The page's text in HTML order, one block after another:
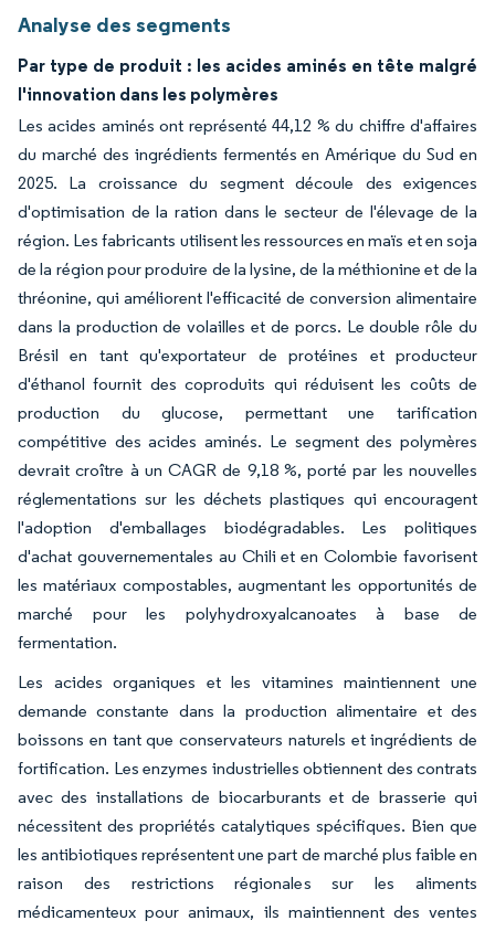
Analyse des segments
Par type de produit : les acides aminés en tête malgré
l'innovation dans les polymères
Les acides aminés ont représenté 44,12 % du chiffre d'affaires
du marché des ingrédients fermentés en Amérique du Sud en
2025. La croissance du segment découle des exigences
d'optimisation de la ration dans le secteur de l'élevage de la
région. Les fabricants utilisent les ressources en maïs et en soja
de la région pour produire de la lysine, de la méthionine et de la
thréonine, qui améliorent l'efficacité de conversion alimentaire
dans la production de volailles et de porcs. Le double rôle du
Brésil en tant qu'exportateur de protéines et producteur
d'éthanol fournit des coproduits qui réduisent les coûts de
production du glucose, permettant une tarification
compétitive des acides aminés. Le segment des polymères
devrait croître à un CAGR de 9,18 %, porté par les nouvelles
réglementations sur les déchets plastiques qui encouragent
l'adoption d'emballages biodégradables. Les politiques
d'achat gouvernementales au Chili et en Colombie favorisent
les matériaux compostables, augmentant les opportunités de
marché pour les polyhydroxyalcanoates à base de
fermentation.
Les acides organiques et les vitamines maintiennent une
demande constante dans la production alimentaire et des
boissons en tant que conservateurs naturels et ingrédients de
fortification. Les enzymes industrielles obtiennent des contrats
avec des installations de biocarburants et de brasserie qui
nécessitent des propriétés catalytiques spécifiques. Bien que
les antibiotiques représentent une part de marché plus faible en
raison des restrictions régionales sur les aliments
médicamenteux pour animaux, ils maintiennent des ventes